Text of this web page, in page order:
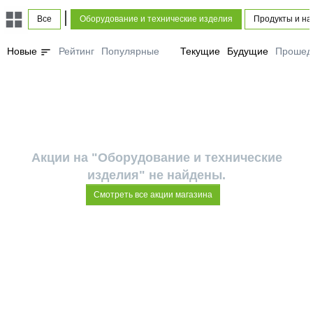
Все Оборудование и технические изделия Продукты и
Новые sort Рейтинг Популярные Текущие Будущие
Акции на "Оборудование и технические
изделия" не найдены.
Смотреть все акции магазина